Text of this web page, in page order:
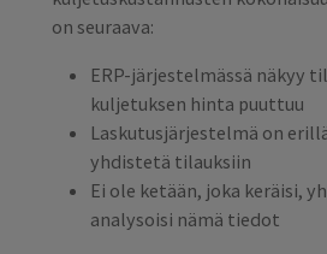
on seuraava:
ERP-järjestelmässä näkyy
kuljetuksen hinta puuttuu
Laskutusjärjestelmä on
yhdistetä tilauksiin
Ei ole ketään, joka keräisi,
analysoisi nämä tiedot